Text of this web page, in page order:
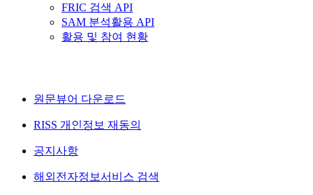
FRIC 검색 API
SAM 분석활용 API
활용 및 참여 현황
원문뷰어 다운로드
RISS 개인정보 재동의
공지사항
해외전자정보서비스 검색